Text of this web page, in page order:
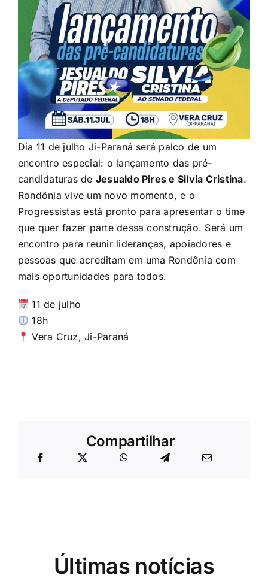
Dia 11 de julho Ji-Paraná será palco de um
encontro especial: o lançamento das pré-
candidaturas de Jesualdo Pires e Silvia Cristina.
Rondônia vive um novo momento, e o
Progressistas está pronto para apresentar o time
que quer fazer parte dessa construção. Será um
encontro para reunir lideranças, apoiadores e
pessoas que acreditam em uma Rondônia com
mais oportunidades para todos.
11 de julho
18h
Vera Cruz, Ji-Paraná
Compartilhar
Últimas notícias